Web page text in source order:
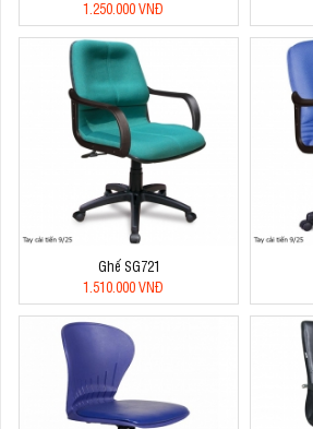
1.250.000 VNĐ
Ghế SG721
1.510.000 VNĐ